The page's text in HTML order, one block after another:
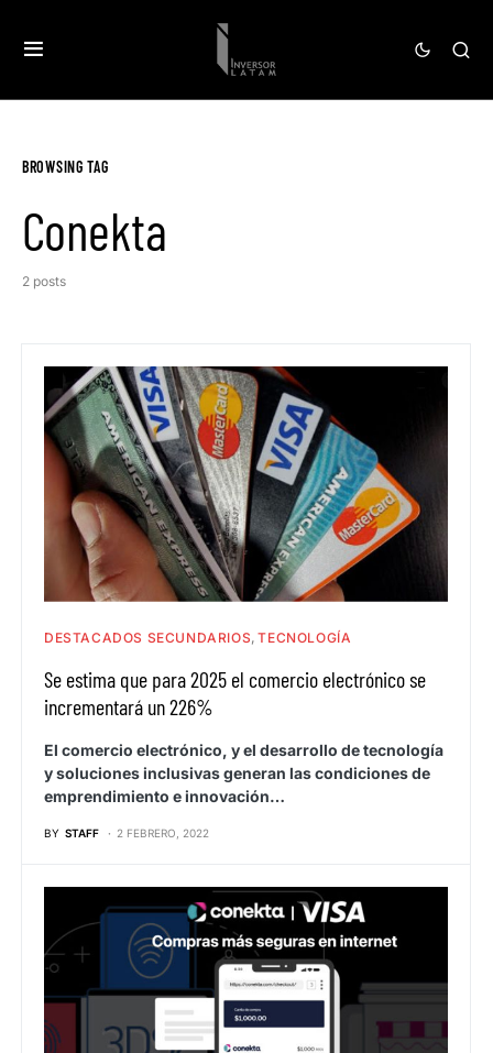
BROWSING TAG
Conekta
2 posts
DESTACADOS SECUNDARIOS TECNOLOGÍA
Se estima que para 2025 el comercio electrónico se
incrementará un 226%
El comercio electrónico, y el desarrollo de tecnología
y soluciones inclusivas generan las condiciones de
emprendimiento e innovación…
BY STAFF 2 FEBRERO, 2022